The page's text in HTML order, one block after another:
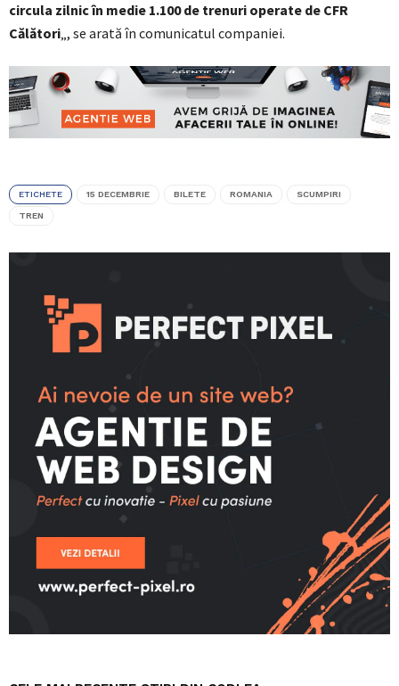
circula zilnic în medie 1.100 de trenuri operate de CFR
Călători„, se arată în comunicatul companiei.
ETICHETE 15 DECEMBRIE BILETE ROMANIA SCUMPIRI
TREN